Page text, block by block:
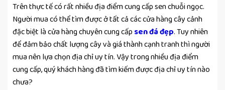
Trên thực tế có rất nhiều địa điểm cung cấp sen chuỗi ngọc.
Người mua có thể tìm được ở tất cả các cửa hàng cây cảnh
đặc biệt là cửa hàng chuyên cung cấp sen đá đẹp. Tuy nhiên
để đảm bảo chất lượng cây và giá thành cạnh tranh thì người
mua nên lựa chọn địa chỉ uy tín. Vậy trong nhiều địa điểm
cung cấp, quý khách hàng đã tìm kiếm được địa chỉ uy tín nào
chưa?